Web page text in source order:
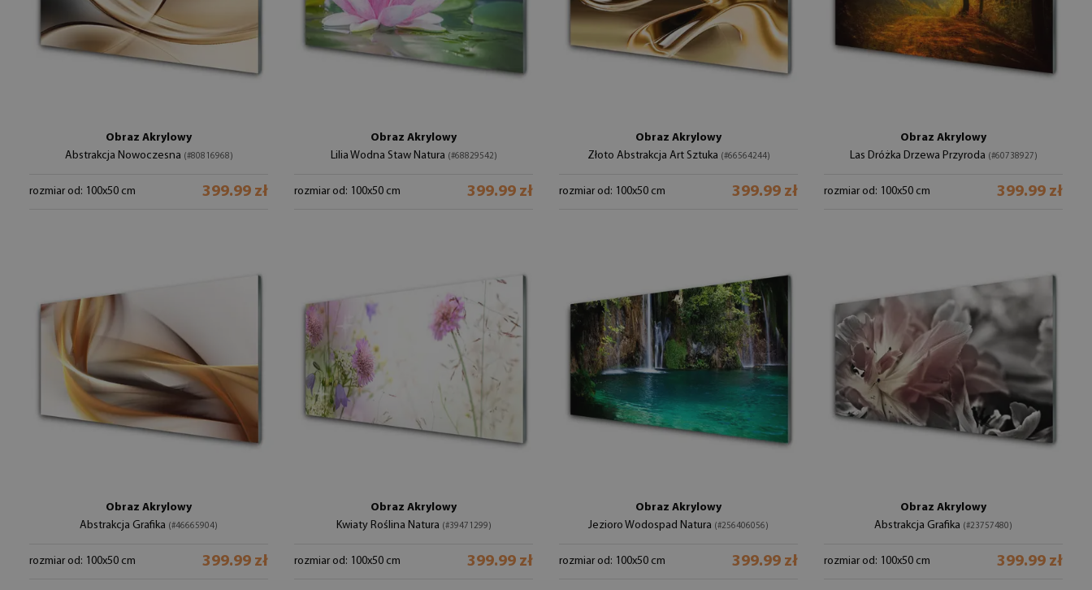
Obraz Akrylowy
Abstrakcja Nowoczesna (#80816968)
rozmiar od: 100x50 cm 399.99 zł
Obraz Akrylowy
Lilia Wodna Staw Natura (#68829542)
rozmiar od: 100x50 cm 399.99 zł
Obraz Akrylowy
Złoto Abstrakcja Art Sztuka (#66564244)
rozmiar od: 100x50 cm 399.99 zł
Obraz Akrylowy
Las Dróżka Drzewa Przyroda (#60738927)
rozmiar od: 100x50 cm 399.99 zł
Obraz Akrylowy
Abstrakcja Grafika (#46665904)
rozmiar od: 100x50 cm 399.99 zł
Obraz Akrylowy
Kwiaty Roślina Natura (#39471299)
rozmiar od: 100x50 cm 399.99 zł
Obraz Akrylowy
Jezioro Wodospad Natura (#256406056)
rozmiar od: 100x50 cm 399.99 zł
Obraz Akrylowy
Abstrakcja Grafika (#23757480)
rozmiar od: 100x50 cm 399.99 zł